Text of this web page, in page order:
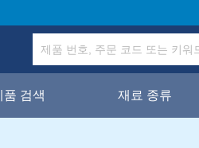
품 검색 재료 종류